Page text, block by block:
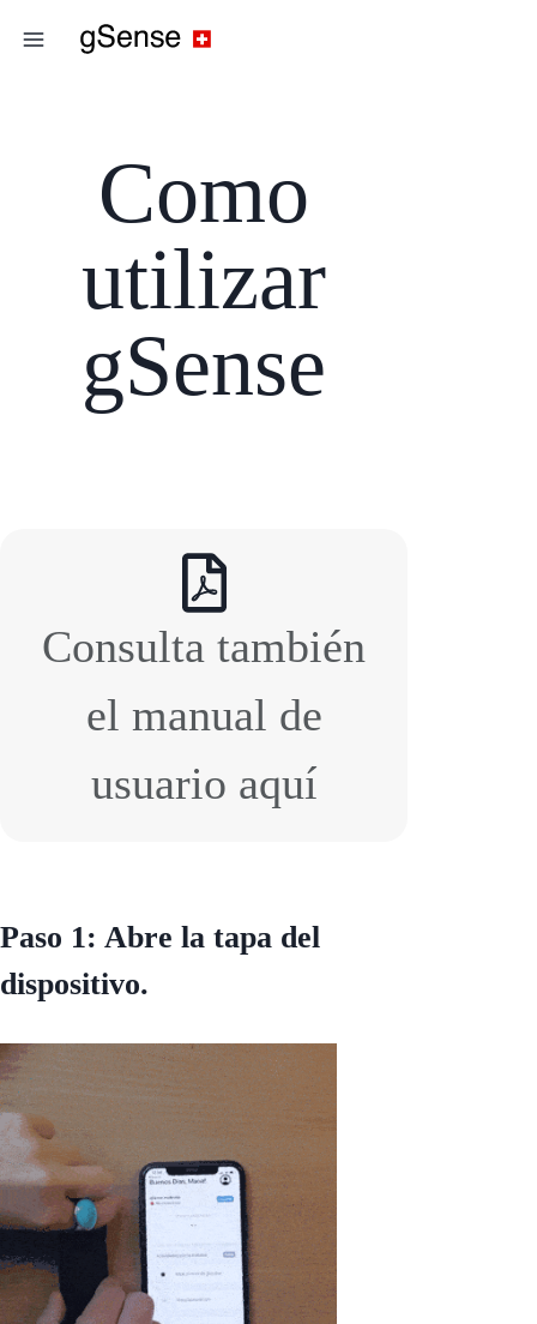
Como
utilizar
gSense
Consulta también
el manual de
usuario aquí
Paso 1: Abre la tapa del
dispositivo.